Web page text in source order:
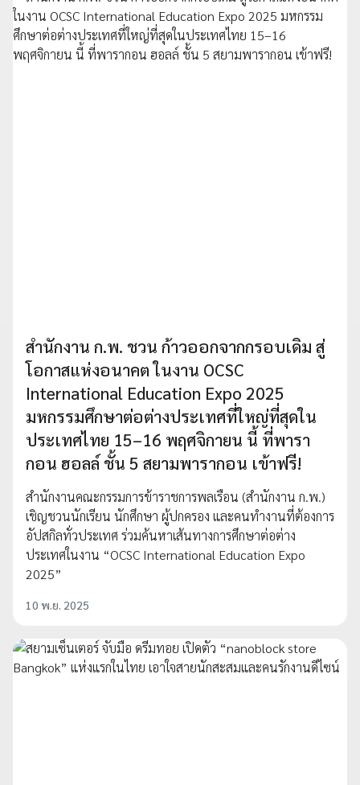
สำนักงาน ก.พ. ชวน ก้าวออกจากกรอบเดิม สู่
โอกาสแห่งอนาคต ในงาน OCSC
International Education Expo 2025
มหกรรมศึกษาต่อต่างประเทศที่ใหญ่ที่สุดใน
ประเทศไทย 15–16 พฤศจิกายน นี้ ที่พารา
กอน ฮอลล์ ชั้น 5 สยามพารากอน เข้าฟรี!
สำนักงานคณะกรรมการข้าราชการพลเรือน (สำนักงาน ก.พ.)
เชิญชวนนักเรียน นักศึกษา ผู้ปกครอง และคนทำงานที่ต้องการ
อัปสกิลทั่วประเทศ ร่วมค้นหาเส้นทางการศึกษาต่อต่าง
ประเทศในงาน “OCSC International Education Expo
2025”
10 พ.ย. 2025